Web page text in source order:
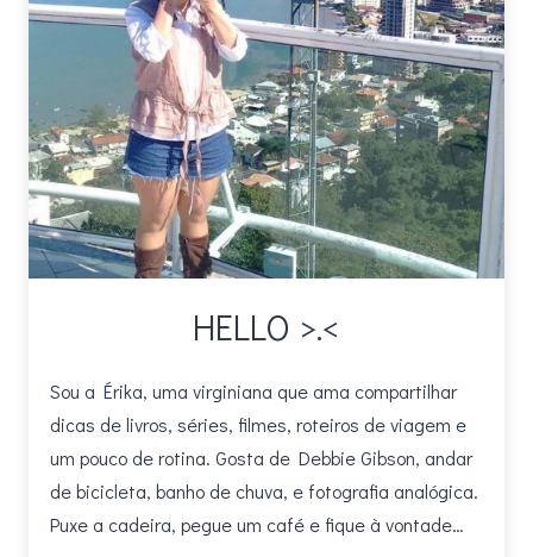
HELLO >.<
Sou a Érika, uma virginiana que ama compartilhar
dicas de livros, séries, filmes, roteiros de viagem e
um pouco de rotina. Gosta de Debbie Gibson, andar
de bicicleta, banho de chuva, e fotografia analógica.
Puxe a cadeira, pegue um café e fique à vontade…